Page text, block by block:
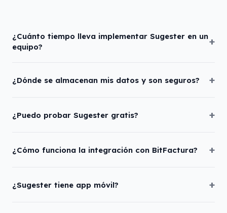
¿Cuánto tiempo lleva implementar Sugester en un
equipo?
¿Dónde se almacenan mis datos y son seguros?
¿Puedo probar Sugester gratis?
¿Cómo funciona la integración con BitFactura?
¿Sugester tiene app móvil?